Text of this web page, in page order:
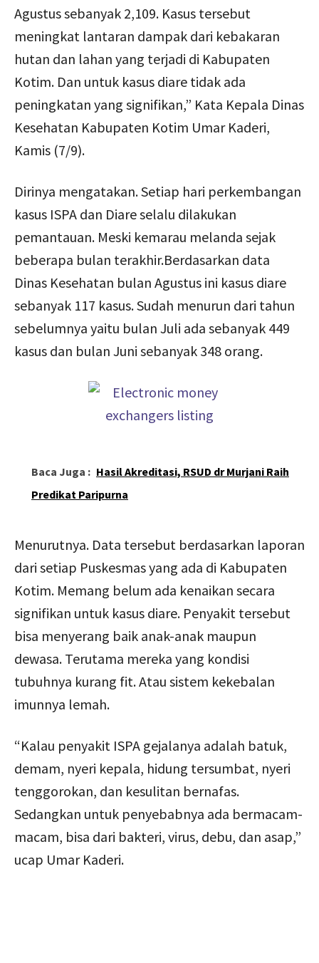
Agustus sebanyak 2,109. Kasus tersebut
meningkat lantaran dampak dari kebakaran
hutan dan lahan yang terjadi di Kabupaten
Kotim. Dan untuk kasus diare tidak ada
peningkatan yang signifikan,” Kata Kepala Dinas
Kesehatan Kabupaten Kotim Umar Kaderi,
Kamis (7/9).
Dirinya mengatakan. Setiap hari perkembangan
kasus ISPA dan Diare selalu dilakukan
pemantauan. Meski kemarau melanda sejak
beberapa bulan terakhir.Berdasarkan data
Dinas Kesehatan bulan Agustus ini kasus diare
sebanyak 117 kasus. Sudah menurun dari tahun
sebelumnya yaitu bulan Juli ada sebanyak 449
kasus dan bulan Juni sebanyak 348 orang.
Baca Juga : Hasil Akreditasi, RSUD dr Murjani Raih
Predikat Paripurna
Menurutnya. Data tersebut berdasarkan laporan
dari setiap Puskesmas yang ada di Kabupaten
Kotim. Memang belum ada kenaikan secara
signifikan untuk kasus diare. Penyakit tersebut
bisa menyerang baik anak-anak maupun
dewasa. Terutama mereka yang kondisi
tubuhnya kurang fit. Atau sistem kekebalan
imunnya lemah.
“Kalau penyakit ISPA gejalanya adalah batuk,
demam, nyeri kepala, hidung tersumbat, nyeri
tenggorokan, dan kesulitan bernafas.
Sedangkan untuk penyebabnya ada bermacam-
macam, bisa dari bakteri, virus, debu, dan asap,”
ucap Umar Kaderi.